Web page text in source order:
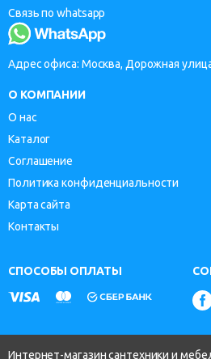
Связь по whatsapp
Адрес офиса: Москва, Дорожная
О КОМПАНИИ
О нас
Каталог
Соглашение
Политика конфиденциальности
Карта сайта
Контакты
СПОСОБЫ ОПЛАТЫ
Интернет-магазин сантехники и